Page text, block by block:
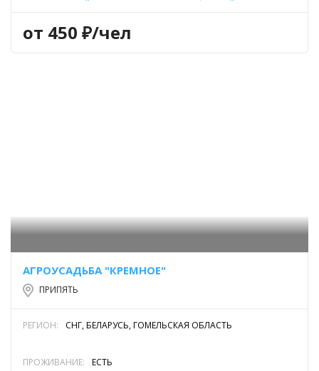
от 450 ₽/чел
АГРОУСАДЬБА "КРЕМНОЕ"
ПРИПЯТЬ
РЕГИОН: СНГ, БЕЛАРУСЬ, ГОМЕЛЬСКАЯ ОБЛАСТЬ
ПРОЖИВАНИЕ:
ЕСТЬ